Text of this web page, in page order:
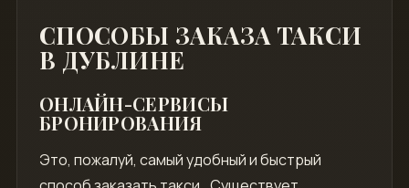
СПОСОБЫ ЗАКАЗА ТАКСИ
В ДУБЛИНЕ
ОНЛАЙН-СЕРВИСЫ
БРОНИРОВАНИЯ
Это, пожалуй, самый удобный и быстрый